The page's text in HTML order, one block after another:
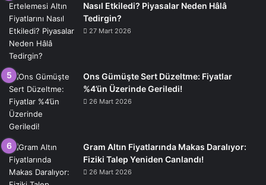
Nasıl Etkiledi? Piyasalar Neden Hâlâ
Tedirgin?
27 Mart 2026
Ons Gümüşte Sert Düzeltme: Fiyatlar
%4’ün Üzerinde Geriledi!
26 Mart 2026
Gram Altın Fiyatlarında Makas Daralıyor:
Fiziki Talep Yeniden Canlandı!
26 Mart 2026